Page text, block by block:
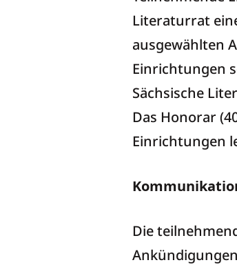
Literaturrat
ausgewählten
Einrichtungen
Sächsische
Das Honorar
Einrichtungen
Die